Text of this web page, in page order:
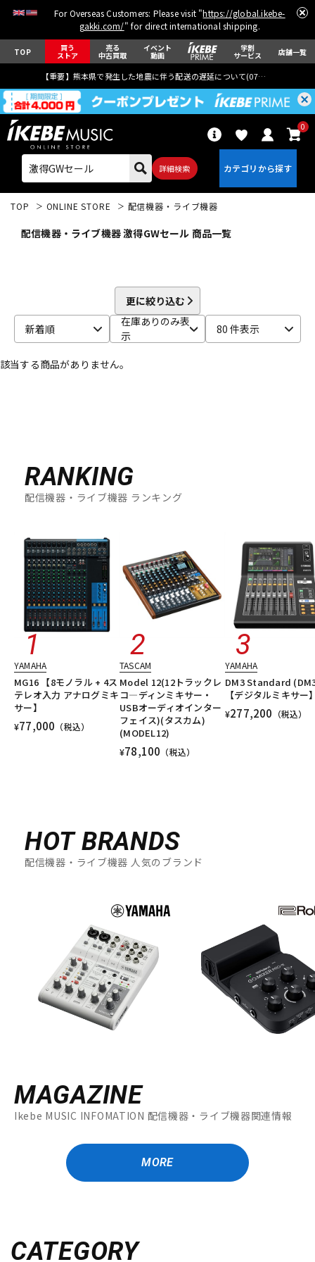
For Overseas Customers: Please visit "https://global.ikebe-
gakki.com/" for direct international shipping.
TOP 買う
ストア
売る
中古買取
イベント
動画
学割
サービス 店舗一覧
【重要】熊本県で発生した地震に伴う配送の遅延について(07月29日
詳細検索
0
ウクレレ
管楽器
アンプ エフェクター
DJ機器 DTM
DTM オンライン納品 レコーディング機器
配信/ライブ機器 楽器アクセサリ
TOP ONLINE STORE 配信機器・ライブ機器
配信機器・ライブ機器 激得GWセール 商品一覧
更に絞り込む
新着順
在庫ありのみ表
示
80 件表示
該当する商品がありません。
RANKING
配信機器・ライブ機器 ランキング
YAMAHA
MG16 【8モノラル + 4ス
テレオ入力 アナログミキ
サー】
¥77,000 （税込）
TASCAM
Model 12(12トラックレ
コ―ディンミキサー・
USBオーディオインター
フェイス)(タスカム)
(MODEL12)
¥78,100 （税込）
YAMAHA
DM3 Standard
【デジタルミキサー
¥277,200 （税込）
HOT BRANDS
配信機器・ライブ機器 人気のブランド
MAGAZINE
Ikebe MUSIC INFOMATION 配信機器・ライブ機器関連情報
MORE
CATEGORY